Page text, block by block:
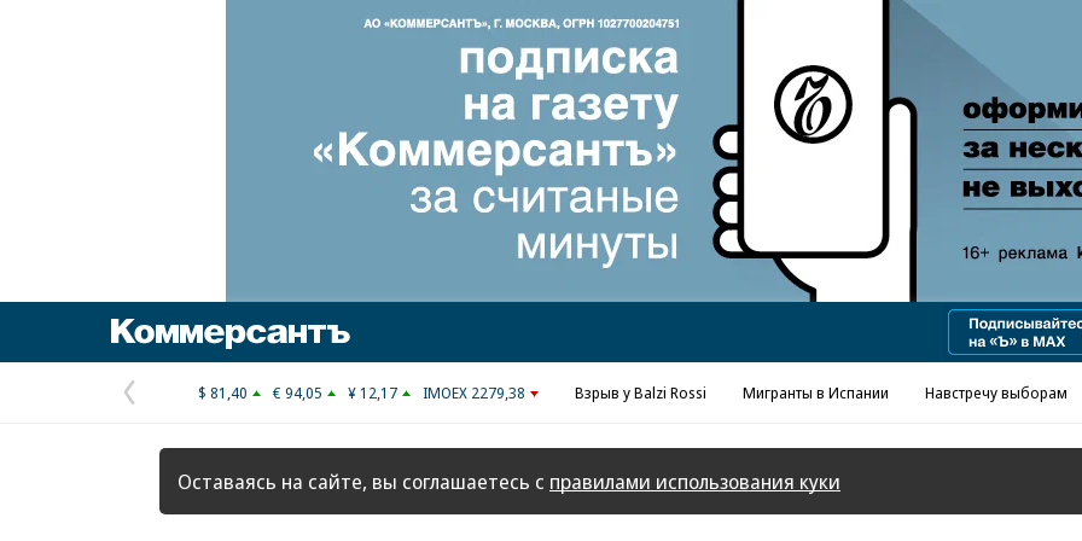
Реклама в «Ъ» www.kommersant.ru/ad
Предыдущая
страница
$ 81,40 € 94,05 ¥ 12,17 IMOEX 2279,38 Взрыв у Balzi Rossi Мигранты в Испании Навстречу выборам
Оставаясь на сайте, вы соглашаетесь с правилами использования куки